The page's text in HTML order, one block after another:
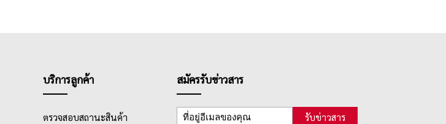
บริการลูกค้า
ตรวจสอบสถานะสินค้า
สมัครรับข่าวสาร
รับข่าวสาร